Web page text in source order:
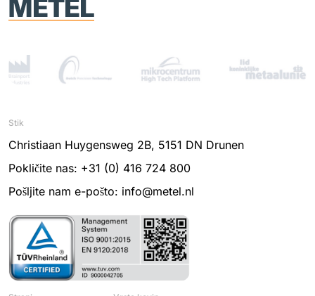
Stik
Christiaan Huygensweg 2B, 5151 DN Drunen
Pokličite nas: +31 (0) 416 724 800
Pošljite nam e-pošto: info@metel.nl